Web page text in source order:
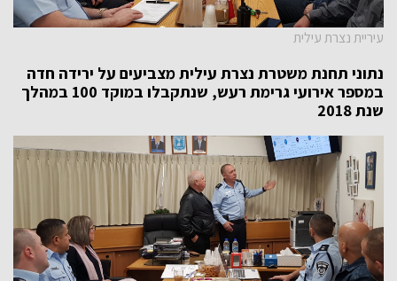
עיריית נצרת עילית
נתוני תחנת משטרת נצרת עילית מצביעים על ירידה חדה
במספר אירועי גרימת רעש, שנתקבלו במוקד 100 במהלך
שנת 2018